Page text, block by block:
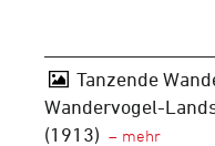
Tanzende
Wandervogel-
(1913)